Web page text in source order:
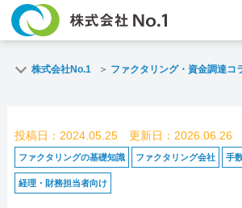
ファクタリ
よくある質問 ファクタリ
企業情報
株式会社No.1 ファクタリング・資金調達コ
投稿日：2024.05.25 更新日：2026.06.26
ファクタリングの基礎知識 ファクタリング会社 手
経理・財務担当者向け